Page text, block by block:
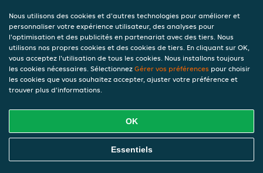
concernant la manière d’améliorer notre Déclaration de
confidentialité.
Sécurité
JET prend la protection des données à caractère personnel
très au sérieux. Ainsi, nous prenons les mesures
appropriées pour protéger vos données à caractère
personnel contre l’usage abusif, la perte, l’accès non
autorisé, la divulgation non désirée et la modification non
autorisée. Si vous avez des raisons de croire que vos
données à caractère personnel ne sont pas correctement
protégées ou si vous suspectez un usage abusif, veuillez
nous contacter via leformulaire de confidentialité.
Nous utilisons des cookies et d'autres technologies pour améliorer et
personnaliser votre expérience utilisateur, des analyses pour
l'optimisation et des publicités en partenariat avec des tiers. Nous
utilisons nos propres cookies et des cookies de tiers. En cliquant sur OK,
vous acceptez l'utilisation de tous les cookies. Nous installons toujours
les cookies nécessaires. Sélectionnez Gérer vos préférences pour choisir
les cookies que vous souhaitez accepter, ajuster votre préférence et
trouver plus d'informations.
OK
Essentiels